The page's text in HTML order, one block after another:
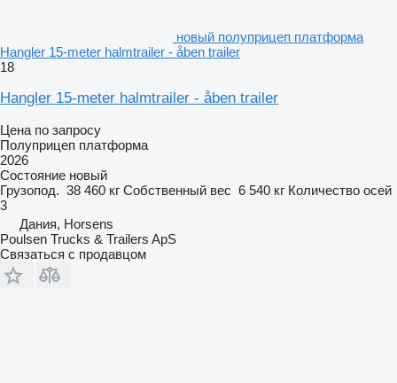
новый полуприцеп платформа
Hangler 15-meter halmtrailer - åben trailer
18
Hangler 15-meter halmtrailer - åben trailer
Цена по запросу
Полуприцеп платформа
2026
Состояние новый
Грузопод. 38 460 кг Собственный вес 6 540 кг Количество осей
3
Дания, Horsens
Poulsen Trucks & Trailers ApS
Связаться с продавцом